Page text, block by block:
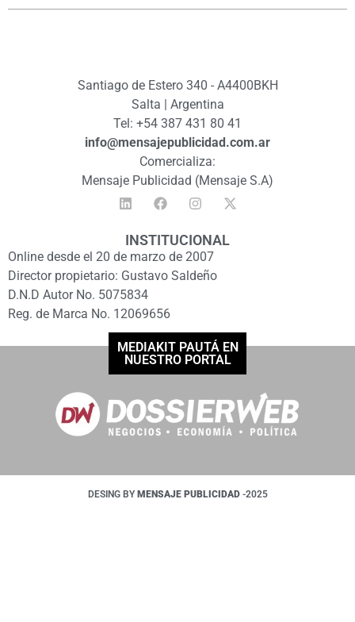
Santiago de Estero 340 - A4400BKH
Salta | Argentina
Tel: +54 387 431 80 41
info@mensajepublicidad.com.ar
Comercializa:
Mensaje Publicidad (Mensaje S.A)
INSTITUCIONAL
Online desde el 20 de marzo de 2007
Director propietario: Gustavo Saldeño
D.N.D Autor No. 5075834
Reg. de Marca No. 12069656
MEDIAKIT PAUTÁ EN
NUESTRO PORTAL
DESING BY MENSAJE PUBLICIDAD -2025